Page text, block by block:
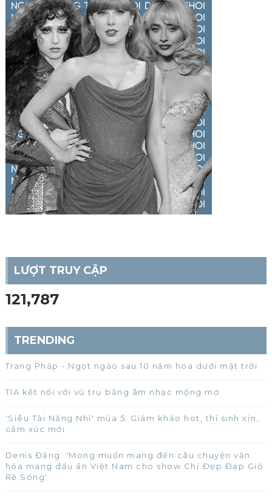
LƯỢT TRUY CẬP
121,787
TRENDING
Trang Pháp - Ngọt ngào sau 10 năm hoa dưới mặt trời
TIA kết nối với vũ trụ bằng âm nhạc mộng mơ
'Siêu Tài Năng Nhí' mùa 5: Giám khảo hot, thí sinh xịn,
cảm xúc mới
Denis Đặng: 'Mong muốn mang đến câu chuyện văn
hóa mang dấu ấn Việt Nam cho show Chị Đẹp Đạp Gió
Rẽ Sóng'